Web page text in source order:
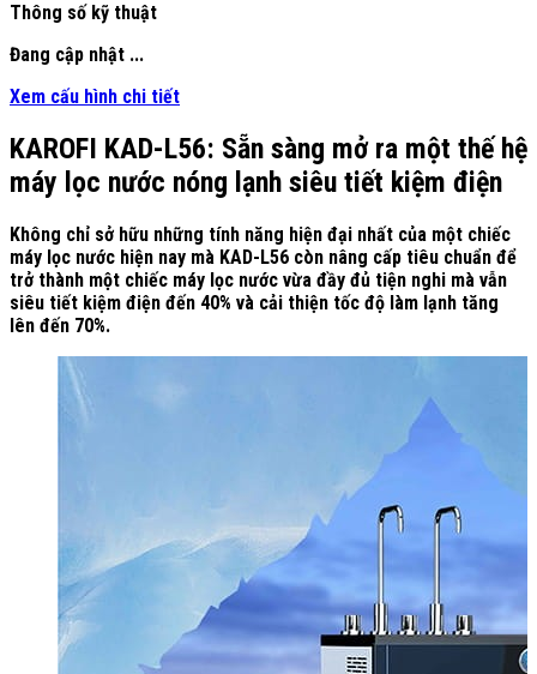
Thông số kỹ thuật
Đang cập nhật ...
Xem cấu hình chi tiết
KAROFI KAD-L56: Sẵn sàng mở ra một thế hệ
máy lọc nước nóng lạnh siêu tiết kiệm điện
Không chỉ sở hữu những tính năng hiện đại nhất của một chiếc
máy lọc nước hiện nay mà KAD-L56 còn nâng cấp tiêu chuẩn để
trở thành một chiếc máy lọc nước vừa đầy đủ tiện nghi mà vẫn
siêu tiết kiệm điện đến 40% và cải thiện tốc độ làm lạnh tăng
lên đến 70%.